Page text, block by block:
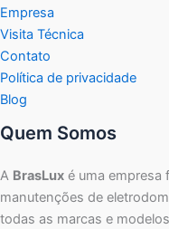
Empresa
Visita Técnica
Contato
Política de privacidade
Blog
Quem Somos
A BrasLux é uma empresa
manutenções de
todas as marcas e